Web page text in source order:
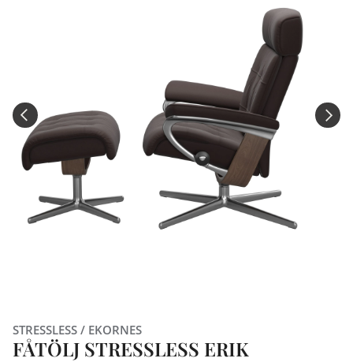
STRESSLESS / EKORNES
FÅTÖLJ STRESSLESS ERIK